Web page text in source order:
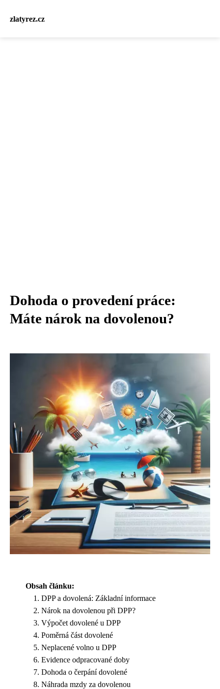
zlatyrez.cz
Dohoda o provedení práce:
Máte nárok na dovolenou?
Obsah článku:
DPP a dovolená: Základní informace
Nárok na dovolenou při DPP?
Výpočet dovolené u DPP
Poměrná část dovolené
Neplacené volno u DPP
Evidence odpracované doby
Dohoda o čerpání dovolené
Náhrada mzdy za dovolenou